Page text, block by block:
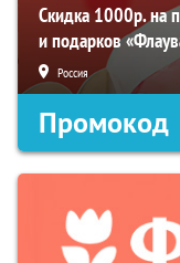
Скидка 1000р. на
и подарков
Россия
Промокод